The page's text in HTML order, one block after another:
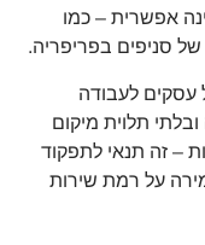
אפשרית – כמו
סניפים בפריפריה.
עסקים לעבודה
תלוית מיקום
– זה תנאי לתפקוד
על רמת שירות